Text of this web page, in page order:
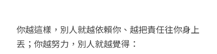
你越這樣，別人就越依賴你、越把責任往你身上
丟；你越努力，別人就越覺得：